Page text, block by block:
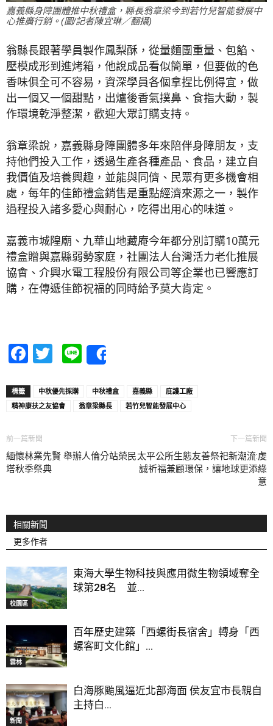
嘉義縣身障團體推中秋禮盒，縣長翁章梁今到若竹兒智能發展中
心推廣行銷。(圖/記者陳宜琳／翻攝)
翁縣長跟著學員製作鳳梨酥，從量麵團重量、包餡、
壓模成形到進烤箱，他說成品看似簡單，但要做的色
香味俱全可不容易，資深學員各個拿捏比例得宜，做
出一個又一個甜點，出爐後香氣撲鼻、食指大動，製
作環境乾淨整潔，歡迎大眾訂購支持。
翁章梁說，嘉義縣身障團體多年來陪伴身障朋友，支
持他們投入工作，透過生產各種產品、食品，建立自
我價值及培養興趣，並能與同儕、民眾有更多機會相
處，每年的佳節禮盒銷售是重點經濟來源之一，製作
過程投入諸多愛心與耐心，吃得出用心的味道。
嘉義市城隍廟、九華山地藏庵今年都分別訂購10萬元
禮盒贈與嘉縣弱勢家庭，社團法人台灣活力老化推展
協會、介興水電工程股份有限公司等企業也已響應訂
購，在傳遞佳節祝福的同時給予莫大肯定。
Facebook
Twitter
Line
標籤 中秋優先採購 中秋禮盒 嘉義縣
庇護工廠
精神康扶之友協會
翁章梁縣長 若竹兒智能發展中心
前一篇新聞
緬懷林業先賢 舉辦人倫分站榮民
塔秋季祭典
下一篇新聞
太平公所生態友善祭祀新潮流:虔
誠祈福兼顧環保，讓地球更添綠
意
相關新聞
更多作者
校園區
東海大學生物科技與應用微生物領域奪全
球第28名 並...
雲林
百年歷史建築「西螺街長宿舍」轉身「西
螺客町文化館」...
新聞
白海豚颱風逼近北部海面 侯友宜市長親自
主持白...